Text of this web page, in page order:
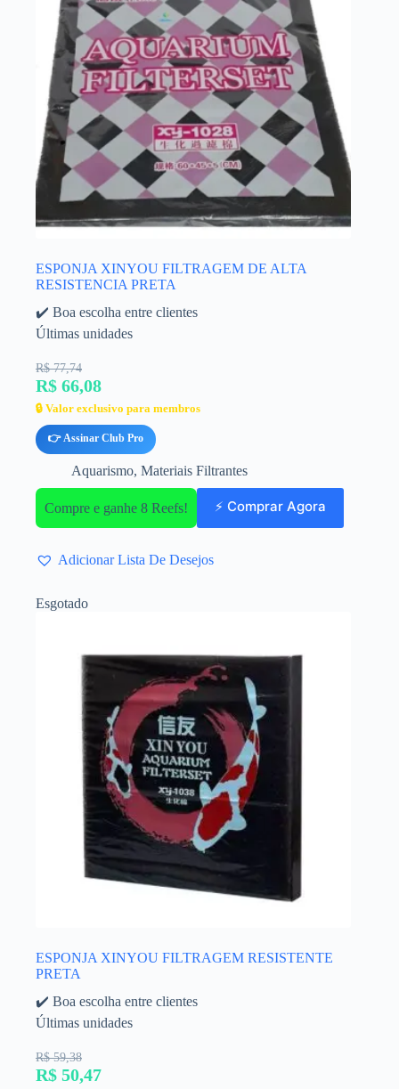
ESPONJA XINYOU FILTRAGEM DE ALTA
RESISTENCIA PRETA
✔️ Boa escolha entre clientes
Últimas unidades
R$ 77,74
R$ 66,08
🔒 Valor exclusivo para membros
👉 Assinar Club Pro
Aquarismo, Materiais Filtrantes
Compre e ganhe 8 Reefs! ⚡ Comprar Agora
Adicionar Lista De Desejos
Esgotado
ESPONJA XINYOU FILTRAGEM RESISTENTE
PRETA
✔️ Boa escolha entre clientes
Últimas unidades
R$ 59,38
R$ 50,47